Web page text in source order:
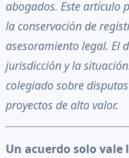
abogados. Este artículo
la conservación de
asesoramiento legal. El
jurisdicción y la
colegiado sobre
proyectos de alto valor.
Un acuerdo solo vale